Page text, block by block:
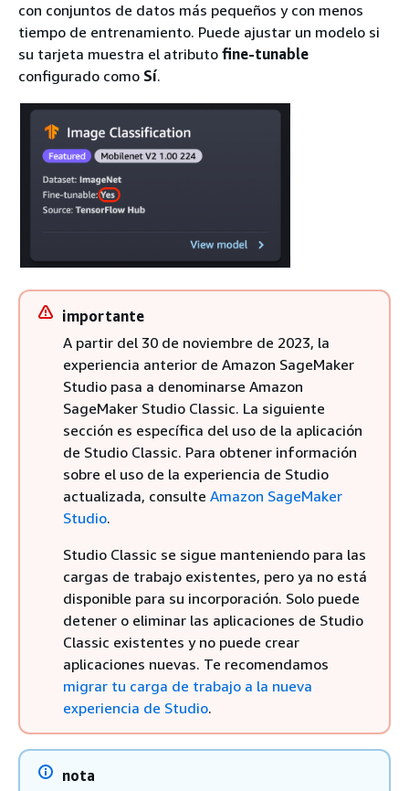
con conjuntos de datos más pequeños y con menos
tiempo de entrenamiento. Puede ajustar un modelo si
su tarjeta muestra el atributo fine-tunable
configurado como Sí.
importante
A partir del 30 de noviembre de 2023, la
experiencia anterior de Amazon SageMaker
Studio pasa a denominarse Amazon
SageMaker Studio Classic. La siguiente
sección es específica del uso de la aplicación
de Studio Classic. Para obtener información
sobre el uso de la experiencia de Studio
actualizada, consulte Amazon SageMaker
Studio.
Studio Classic se sigue manteniendo para las
cargas de trabajo existentes, pero ya no está
disponible para su incorporación. Solo puede
detener o eliminar las aplicaciones de Studio
Classic existentes y no puede crear
aplicaciones nuevas. Te recomendamos
migrar tu carga de trabajo a la nueva
experiencia de Studio.
nota